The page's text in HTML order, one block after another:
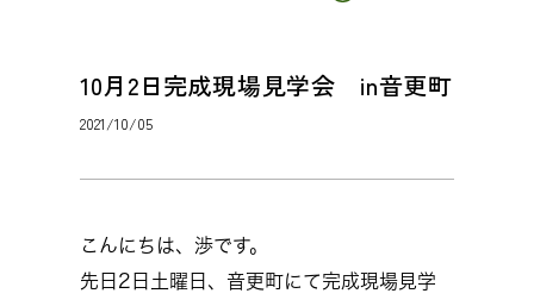
10月2日完成現場見学会 in音更町
2021/10/05
こんにちは、渉です。
先日2日土曜日、音更町にて完成現場見学